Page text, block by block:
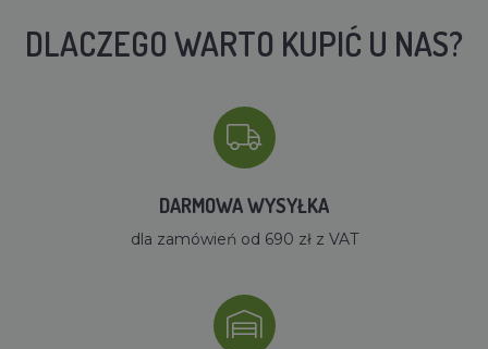
DLACZEGO WARTO KUPIĆ U NAS?
DARMOWA WYSYŁKA
dla zamówień od 690 zł z VAT